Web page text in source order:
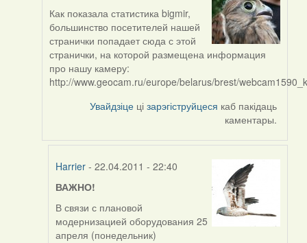
In
reply
to
by
Sirena
Как показала статистика bigmir,
большинство посетителей нашей
странички попадает сюда с этой
странички, на которой размещена информация
про нашу камеру:
http://www.geocam.ru/europe/belarus/brest/
Увайдзіце цізарэгіструйцеся каб пакідаць
каментары.
Harrier - 22.04.2011 - 22:40
In
reply
to
by
ВАЖНО!
В связи с плановой
модернизацией оборудования 25
апреля (понедельник)